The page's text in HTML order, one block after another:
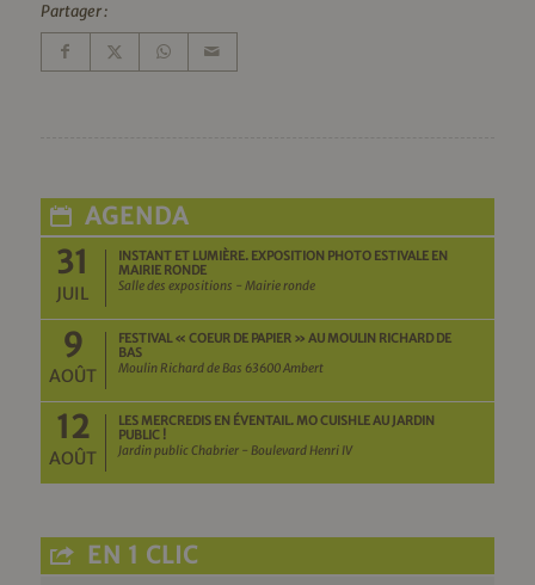
Partager :
AGENDA
31
JUIL
INSTANT ET LUMIÈRE. EXPOSITION PHOTO ESTIVALE EN
MAIRIE RONDE
Salle des expositions - Mairie ronde
9
AOÛT
FESTIVAL « COEUR DE PAPIER » AU MOULIN RICHARD DE
BAS
Moulin Richard de Bas 63600 Ambert
12
AOÛT
LES MERCREDIS EN ÉVENTAIL. MO CUISHLE AU JARDIN
PUBLIC !
Jardin public Chabrier - Boulevard Henri IV
EN 1 CLIC